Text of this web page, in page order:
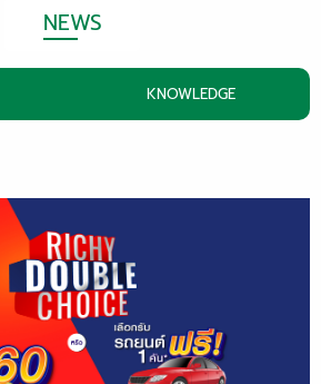
NEWS
KNOWLEDGE